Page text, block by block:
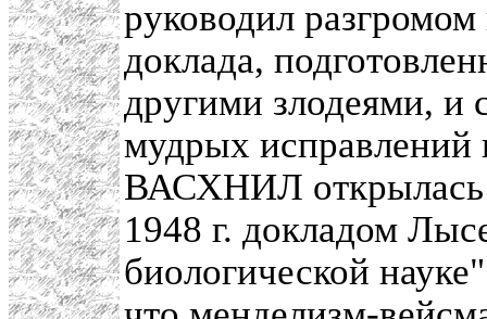
руководил
доклада,
другими злодеями, и
мудрых исправлений
ВАСХНИЛ открылась
1948 г. докладом
биологической